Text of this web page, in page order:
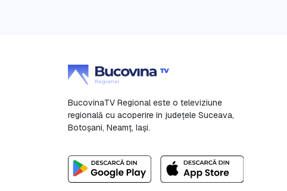
BucovinaTV Regional este o televiziune
regională cu acoperire în județele Suceava,
Botoşani, Neamț, Iași.